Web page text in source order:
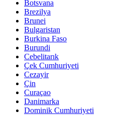
Botsvana
Brezilya
Brunei
Bulgaristan
Burkina Faso
Burundi
Cebelitarık
Çek Cumhuriyeti
Cezayir
Çin
Curaçao
Danimarka
Dominik Cumhuriyeti